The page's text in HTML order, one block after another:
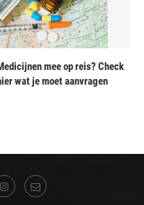
mee op reis? Check
wat je moet aanvragen